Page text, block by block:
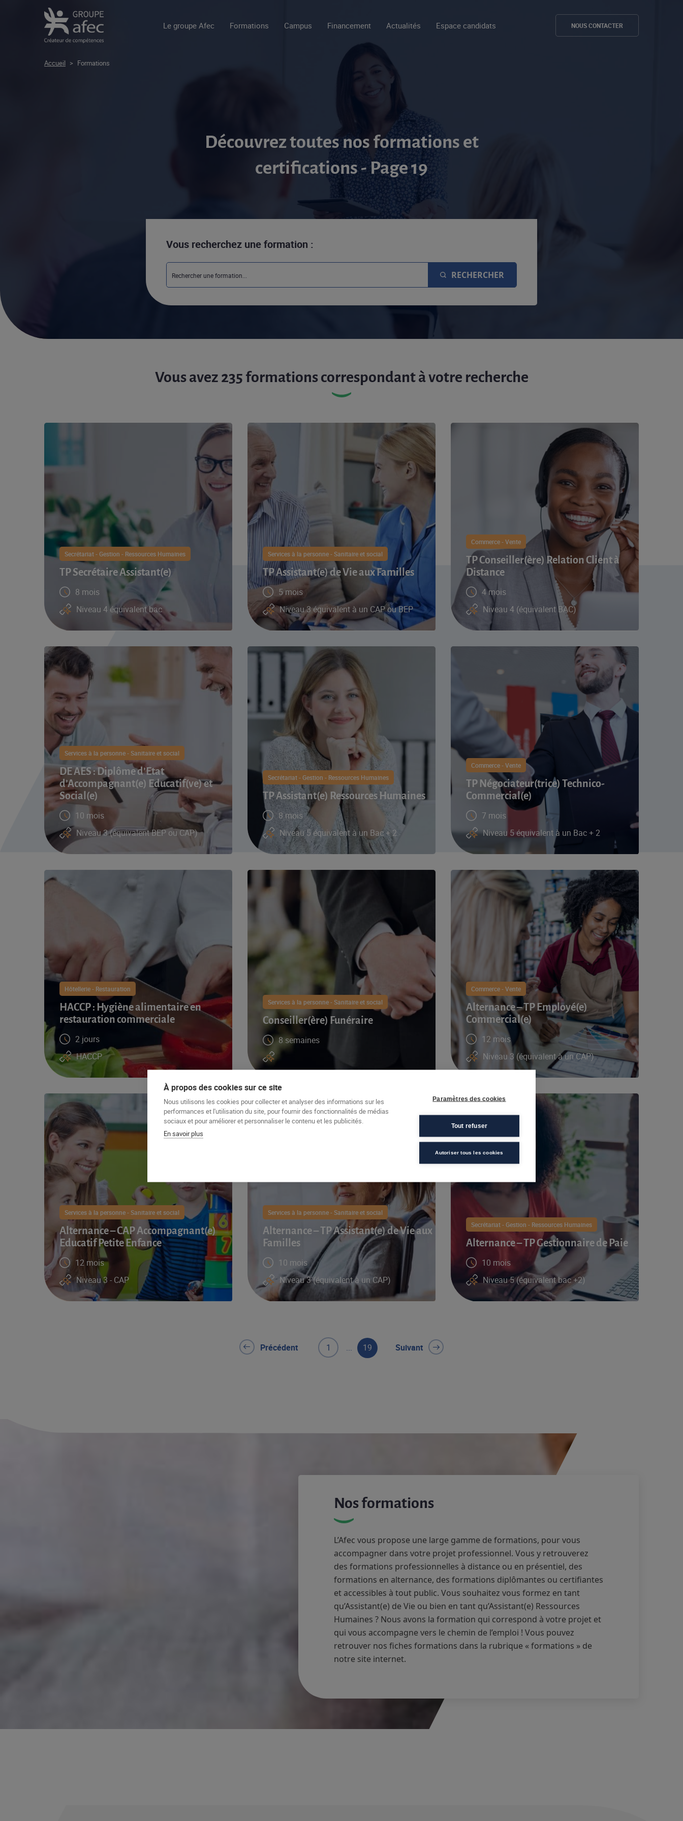
Le groupe Afec Formations Campus Financement Actualités Espace candidats NOUS CONTACTER
Accueil > Formations
Découvrez toutes nos formations et
certifications - Page 19
Vous recherchez une formation :
RECHERCHER
Vous avez 235 formations correspondant à votre recherche
Secrétariat - Gestion - Ressources Humaines
TP Secrétaire Assistant(e)
8 mois
Niveau 4 équivalent bac
Services à la personne - Sanitaire et social
TP Assistant(e) de Vie aux Familles
5 mois
Niveau 3 équivalent à un CAP ou BEP
Commerce - Vente
TP Conseiller(ère) Relation Client à
Distance
4 mois
Niveau 4 (équivalent BAC)
Services à la personne - Sanitaire et social
DE AES : Diplôme d’Etat
d’Accompagnant(e) Educatif(ve) et
Social(e)
10 mois
Niveau 3 (équivalent BEP ou CAP)
Secrétariat - Gestion - Ressources Humaines
TP Assistant(e) Ressources Humaines
8 mois
Niveau 5 équivalent à un Bac + 2
Commerce - Vente
TP Négociateur(trice) Technico-
Commercial(e)
7 mois
Niveau 5 équivalent à un Bac + 2
Hôtellerie - Restauration
HACCP : Hygiène alimentaire en
restauration commerciale
2 jours
HACCP
Services à la personne - Sanitaire et social
Conseiller(ère) Funéraire
8 semaines
Commerce - Vente
Alternance – TP Employé(e)
Commercial(e)
12 mois
Niveau 3 (équivalent à un CAP)
Services à la personne - Sanitaire et social
Alternance – CAP Accompagnant(e)
Educatif Petite Enfance
12 mois
Niveau 3 - CAP
Services à la personne - Sanitaire et social
Alternance – TP Assistant(e) de Vie aux
Familles
10 mois
Niveau 3 (équivalent à un CAP)
Secrétariat - Gestion - Ressources Humaines
Alternance – TP Gestionnaire de Paie
10 mois
Niveau 5 (équivalent bac +2)
Précédent 1 ... 19 Suivant
Nos formations
L’Afec vous propose une large gamme de formations, pour vous
accompagner dans votre projet professionnel. Vous y retrouverez
des formations professionnelles à distance ou en présentiel, des
formations en alternance, des formations diplômantes ou certifiantes
et accessibles à tout public. Vous souhaitez vous formez en tant
qu’Assistant(e) de Vie ou bien en tant qu’Assistant(e) Ressources
Humaines ? Nous avons la formation qui correspond à votre projet et
qui vous accompagne vers le chemin de l’emploi ! Vous pouvez
retrouver nos fiches formations dans la rubrique « formations » de
notre site internet.
À propos des cookies sur ce site
Nous utilisons les cookies pour collecter et analyser des informations sur les
performances et l'utilisation du site, pour fournir des fonctionnalités de médias
sociaux et pour améliorer et personnaliser le contenu et les publicités.
En savoir plus
Paramètres des cookies
Tout refuser
Autoriser tous les cookies